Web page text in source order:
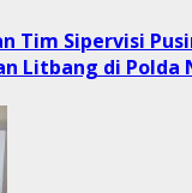
Tim Sipervisi
Litbang di Polda